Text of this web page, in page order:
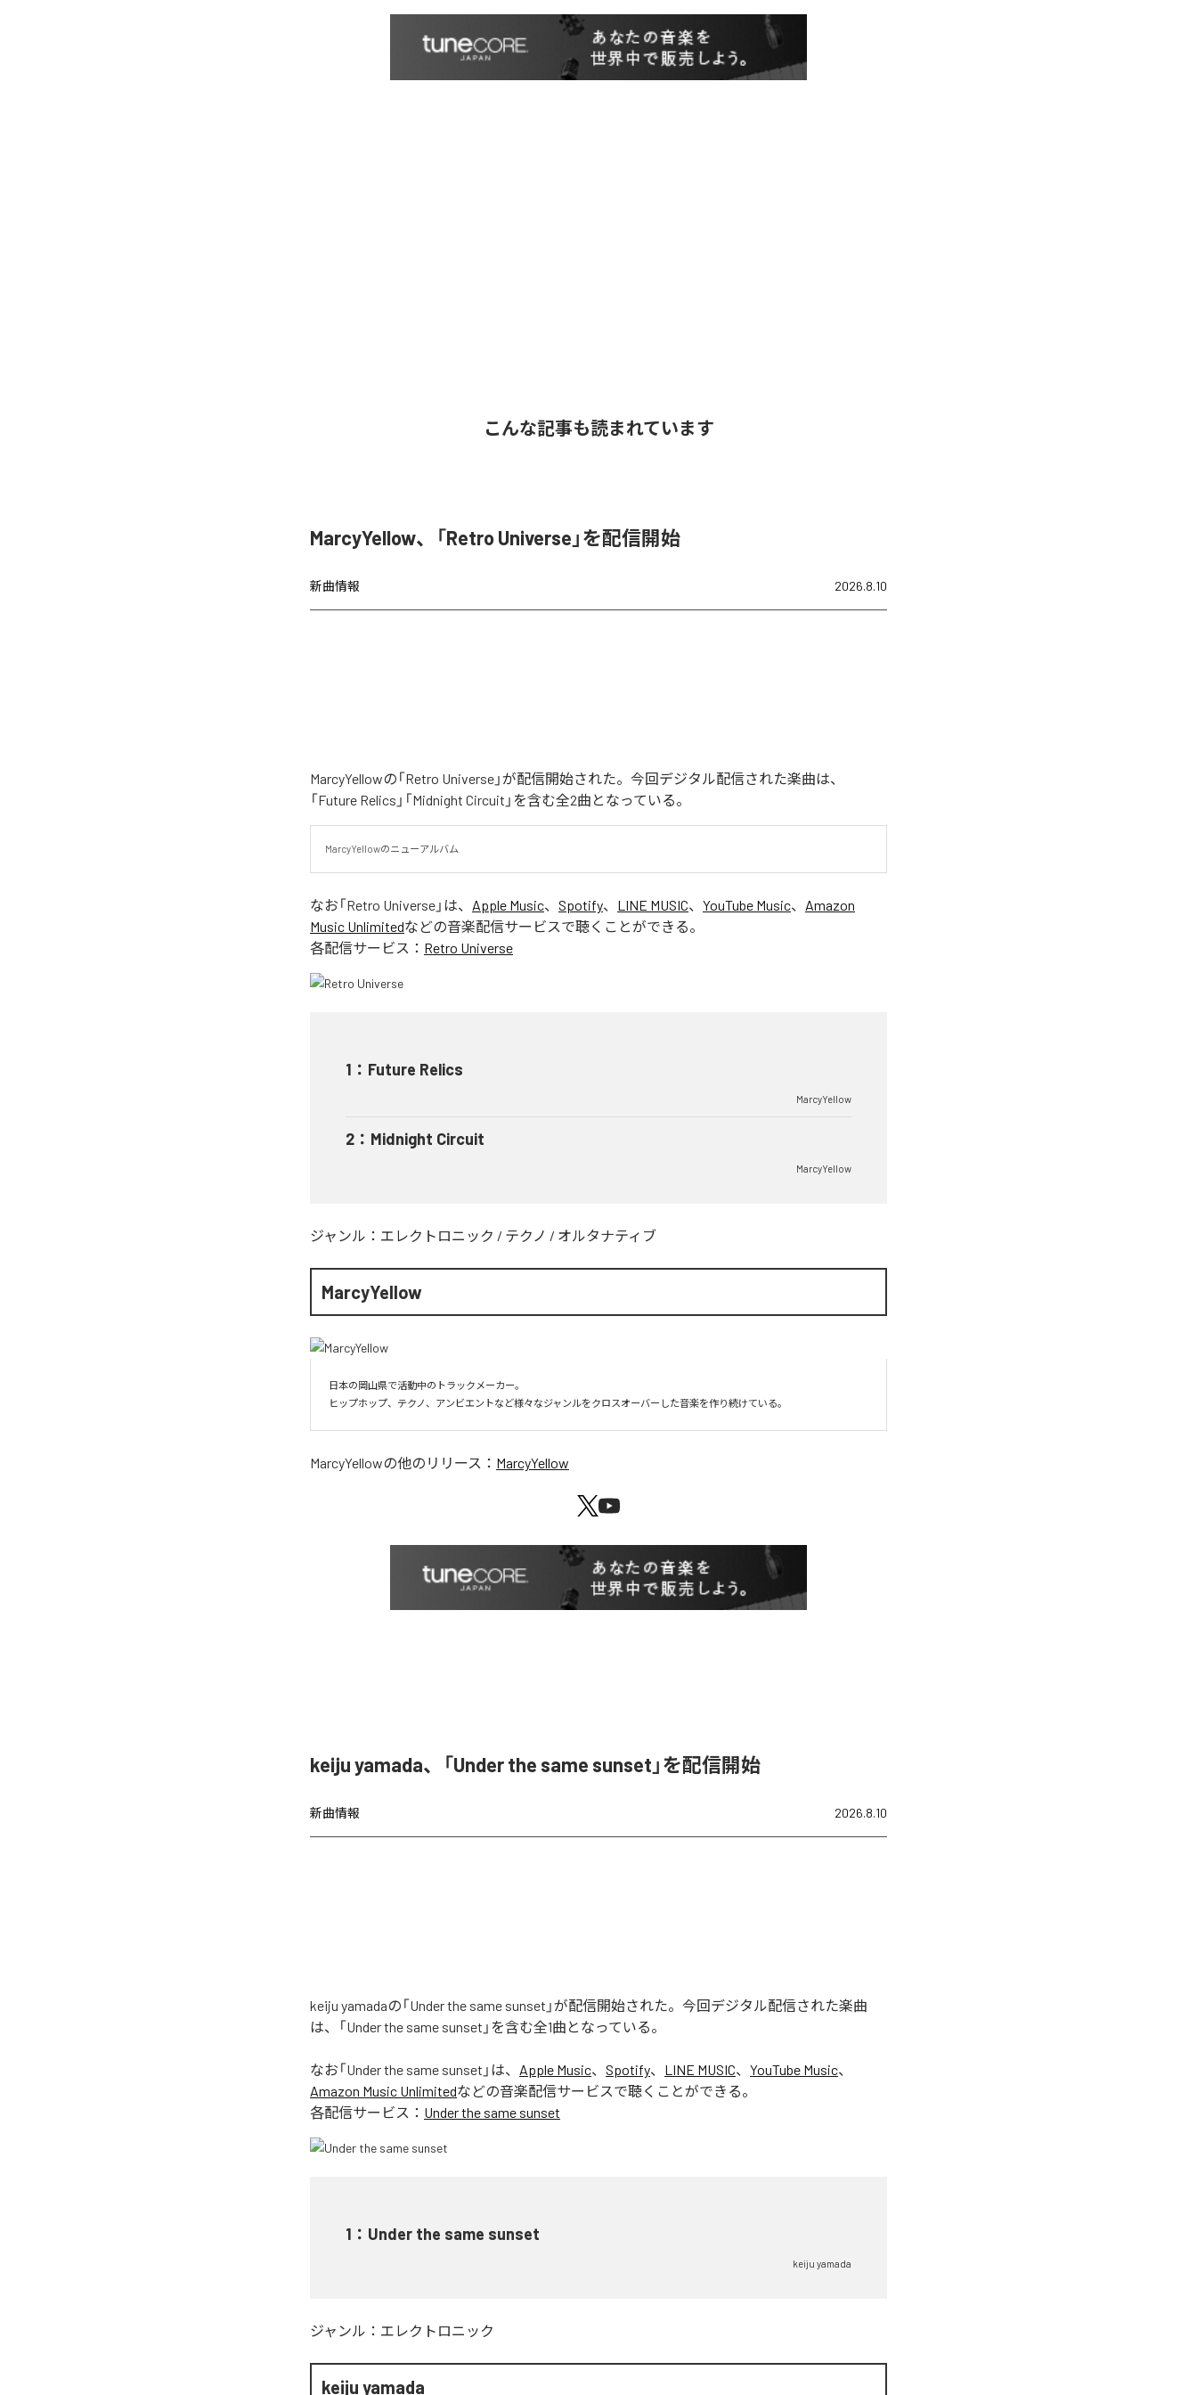
こんな記事も読まれています
MarcyYellow、「Retro Universe」を配信開始
新曲情報 2026.8.10
MarcyYellowの「Retro Universe」が配信開始された。今回デジタル配信された楽曲は、
「Future Relics」「Midnight Circuit」を含む全2曲となっている。
MarcyYellowのニューアルバム
なお「Retro Universe 」は、 Apple Music、 Spotify、 LINE MUSIC、 YouTube Music、 Amazon
Music Unlimitedなどの音楽配信サービスで聴くことができる。
各配信サービス： Retro Universe
1 ： Future Relics
MarcyYellow
2 ： Midnight Circuit
MarcyYellow
ジャンル： エレクトロニック / テクノ / オルタナティブ
MarcyYellow
日本の岡山県で活動中のトラックメーカー。
ヒップホップ、テクノ、アンビエントなど様々なジャンルをクロスオーバーした音楽を作り続けている。
MarcyYellowの他のリリース： MarcyYellow
keiju yamada、「Under the same sunset」を配信開始
新曲情報 2026.8.10
keiju yamadaの「Under the same sunset」が配信開始された。今回デジタル配信された楽曲
は、「Under the same sunset」を含む全1曲となっている。
なお「Under the same sunset 」は、 Apple Music、 Spotify、 LINE MUSIC、 YouTube Music、
Amazon Music Unlimitedなどの音楽配信サービスで聴くことができる。
各配信サービス： Under the same sunset
1 ： Under the same sunset
keiju yamada
ジャンル： エレクトロニック
keiju yamada